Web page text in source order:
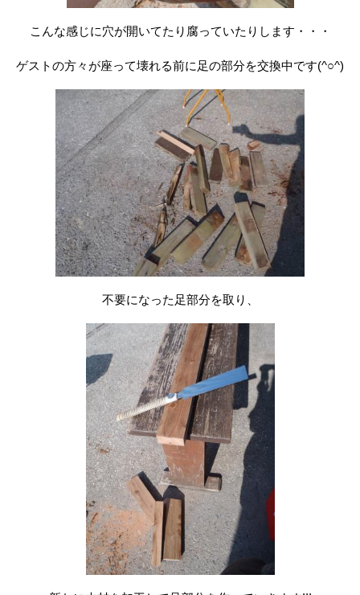
こんな感じに穴が開いてたり腐っていたりします・・・
ゲストの方々が座って壊れる前に足の部分を交換中です(^○^)
不要になった足部分を取り、